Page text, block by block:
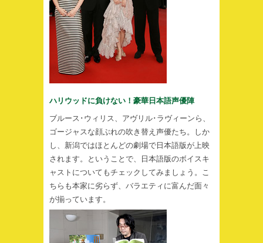
ハリウッドに負けない！豪華日本語声優陣
ブルース･ウィリス、アヴリル･ラヴィーンら、
ゴージャスな顔ぶれの吹き替え声優たち。しか
し、新潟ではほとんどの劇場で日本語版が上映
されます。ということで、日本語版のボイスキ
ャストについてもチェックしてみましょう。こ
ちらも本家に劣らず、バラエティに富んだ面々
が揃っています。